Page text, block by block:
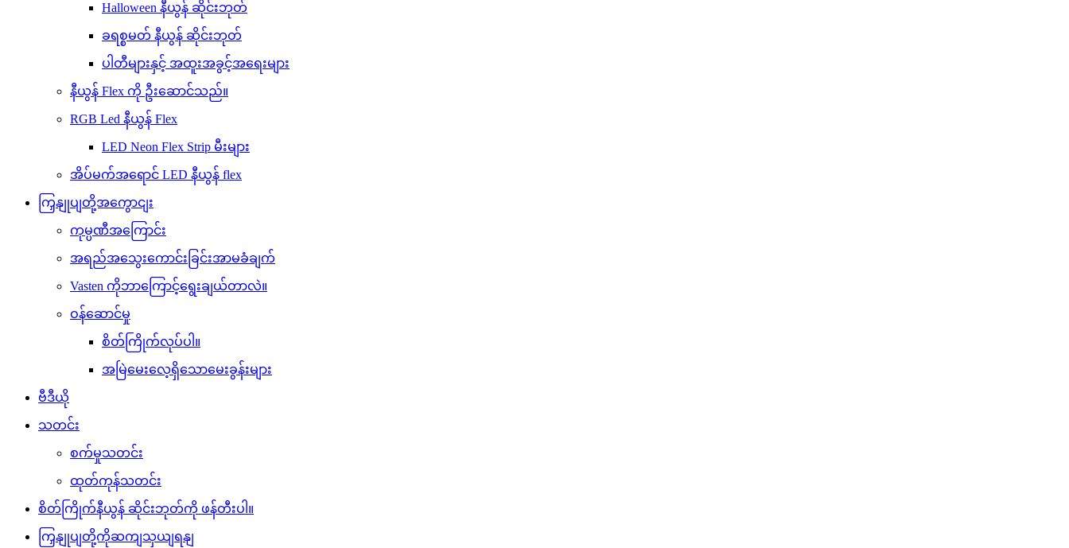
Halloween နီယွန် ဆိုင်းဘုတ်
ခရစ္စမတ် နီယွန် ဆိုင်းဘုတ်
ပါတီများနှင့် အထူးအခွင့်အရေးများ
နီယွန် Flex ကို ဦးဆောင်သည်။
RGB Led နီယွန် Flex
LED Neon Flex Strip မီးများ
အိပ်မက်အရောင် LED နီယွန် flex
ကြှနျုပျတို့အကွောငျး
ကုမ္ပဏီအကြောင်း
အရည်အသွေးကောင်းခြင်းအာမခံချက်
Vasten ကိုဘာကြောင့်ရွေးချယ်တာလဲ။
ဝန်ဆောင်မှု
စိတ်ကြိုက်လုပ်ပါ။
အမြဲမေးလေ့ရှိသောမေးခွန်းများ
ဗီဒီယို
သတင်း
စက်မှုသတင်း
ထုတ်ကုန်သတင်း
စိတ်ကြိုက်နီယွန် ဆိုင်းဘုတ်ကို ဖန်တီးပါ။
ကြှနျုပျတို့ကိုဆကျသှယျရနျ